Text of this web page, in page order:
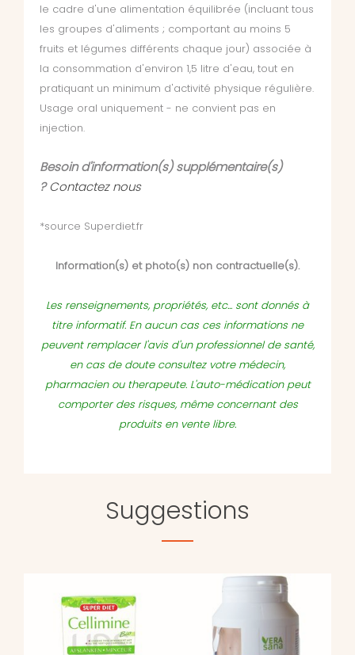
le cadre d'une alimentation équilibrée (incluant tous
les groupes d'aliments ; comportant au moins 5
fruits et légumes différents chaque jour) associée à
la consommation d'environ 1,5 litre d'eau, tout en
pratiquant un minimum d'activité physique régulière.
Usage oral uniquement - ne convient pas en
injection.
Besoin d'information(s) supplémentaire(s)
?Contactez nous
*source Superdiet.fr
Information(s) et photo(s) non contractuelle(s).
Les renseignements, propriétés, etc... sont donnés à
titre informatif. En aucun cas ces informations ne
peuvent remplacer l'avis d'un professionnel de santé,
en cas de doute consultez votre médecin,
pharmacien ou therapeute. L'auto-médication peut
comporter des risques, même concernant des
produits en vente libre.
Suggestions